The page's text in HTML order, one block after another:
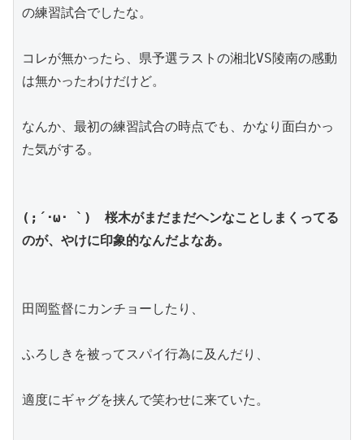
の練習試合でしたな。
コレが無かったら、県予選ラストの湘北VS陵南の感動
は無かったわけだけど。
なんか、最初の練習試合の時点でも、かなり面白かっ
た気がする。
(;´･ω･ `)　桜木がまだまだヘンなことしまくってる
のが、やけに印象的なんだよなあ。
田岡監督にカンチョーしたり、
ふろしきを被ってスパイ行為に及んだり、
適度にギャグを挟んで笑わせに来ていた。